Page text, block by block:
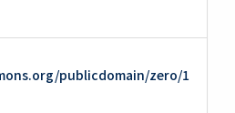
publicdomain/zero/1